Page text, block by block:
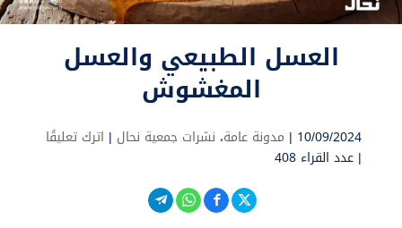
العسل الطبيعي والعسل
المغشوش
10/09/2024 | مدونة عامة، نشرات جمعية نحال | اترك تعليقًا
| عدد القراء 408